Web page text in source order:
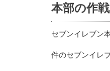
本部の作
セブンイレブン
件のセブンイレ